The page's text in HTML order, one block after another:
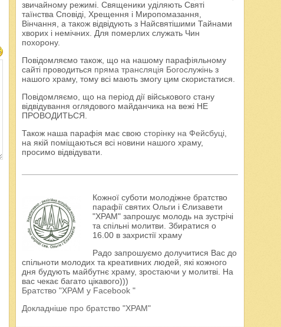
звичайному режимі. Священики уділяють Святі
таїнства Сповіді, Хрещення і Миропомазання,
Вінчання, а також відвідують з Найсвятішими Тайнами
хворих і немічних. Для померлих служать Чин
похорону.
Повідомляємо також, що на нашому парафіяльному
сайті проводиться пряма трансляція Богослужіньз
нашого храму, тому всі мають змогу цим скористатися.
Повідомляємо, що на період дії військового стану
відвідування оглядового майданчика на вежі НЕ
ПРОВОДИТЬСЯ.
Також наша парафія має свою сторінку на Фейсбуці,
на якій поміщаються всі новини нашого храму,
просимо відвідувати.
Кожної суботи молодіжне братство
парафії святих Ольги і Єлизавети
"ХРАМ" запрошує молодь на зустрічі
та спільні молитви. Збиратися о
16.00 в захристії храму
Радо запрошуємо долучитися Вас до
спільноти молодих та креативних людей, які кожного
дня будують майбутнє храму, зростаючи у молитві. На
вас чекає багато цікавого)))
Братство "ХРАМ у Facebook "
Докладніше про братство "ХРАМ"